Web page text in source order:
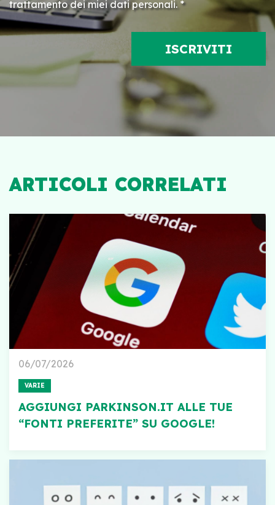
trattamento dei miei dati personali. *
ARTICOLI CORRELATI
06/07/2026
VARIE
AGGIUNGI PARKINSON.IT ALLE TUE
“FONTI PREFERITE” SU GOOGLE!